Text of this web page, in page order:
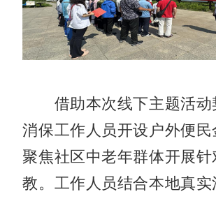
借助本次线下主题活动
消保工作人员开设户外便民
聚焦社区中老年群体开展
教。工作人员结合本地真